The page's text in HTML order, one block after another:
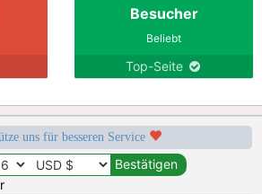
Besucher
Beliebt
Top-Seite
uns für besseren Service